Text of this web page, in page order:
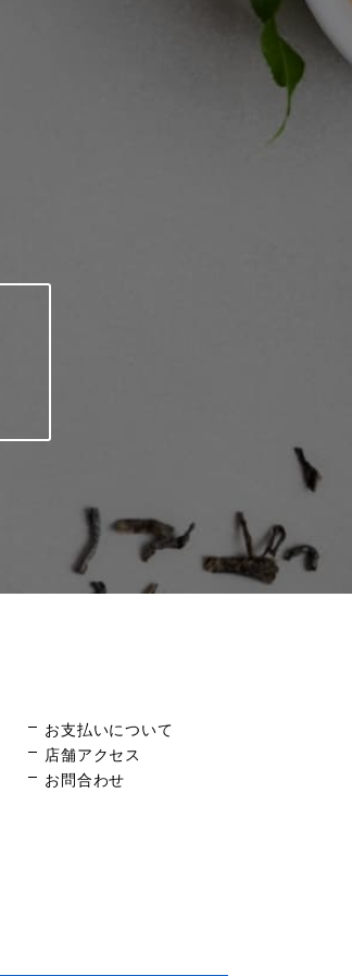
お支払いについて
店舗アクセス
お問合わせ